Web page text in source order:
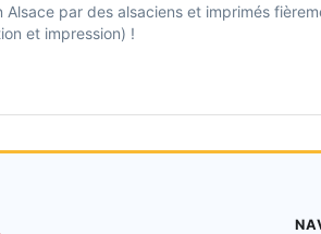
Alsace par des alsaciens et imprimés
et impression) !